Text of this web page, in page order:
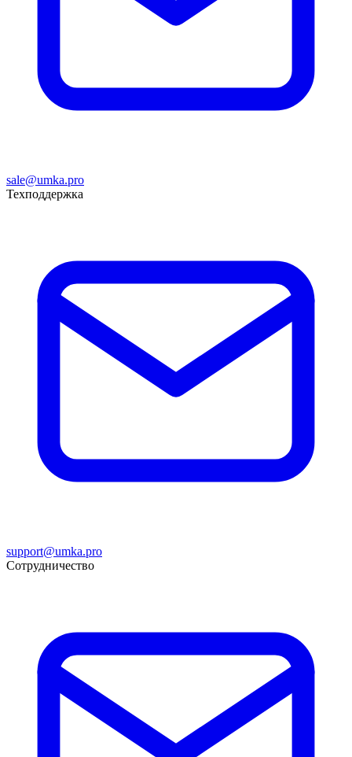
sale@umka.pro
Техподдержка
support@umka.pro
Сотрудничество